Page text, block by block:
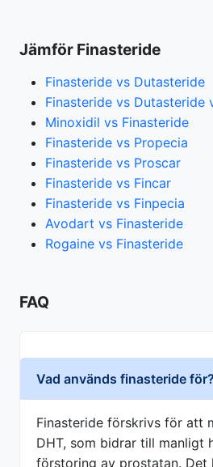
Jämför Finasteride
Finasteride vs Dutasteride
Finasteride vs Dutasteride
Minoxidil vs Finasteride
Finasteride vs Propecia
Finasteride vs Proscar
Finasteride vs Fincar
Finasteride vs Finpecia
Avodart vs Finasteride
Rogaine vs Finasteride
FAQ
Vad används finasteride för?
Finasteride förskrivs för att
DHT, som bidrar till manligt
förstoring av prostatan. Det